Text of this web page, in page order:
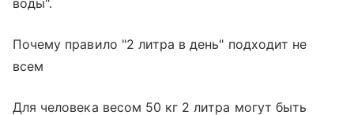
Почему правило "2 литра в день" подходит не
всем
Для человека весом 50 кг 2 литра могут быть